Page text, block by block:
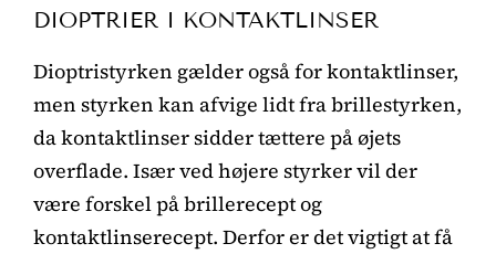
DIOPTRIER I KONTAKTLINSER
Dioptristyrken gælder også for kontaktlinser,
men styrken kan afvige lidt fra brillestyrken,
da kontaktlinser sidder tættere på øjets
overflade. Især ved højere styrker vil der
være forskel på brillerecept og
kontaktlinserecept. Derfor er det vigtigt at få